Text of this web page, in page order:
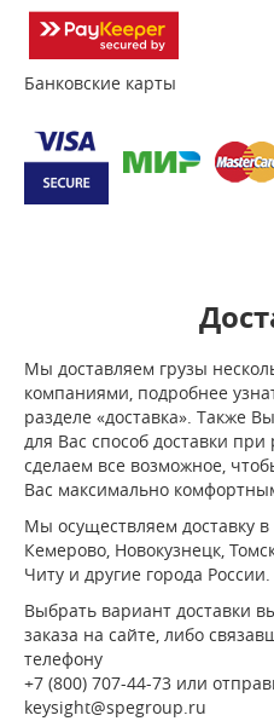
Банковские карты
Мы доставляем грузы
компаниями, подробнее
разделе «доставка». Также
для Вас способ доставки
сделаем все возможное,
Вас максимально
Мы осуществляем доставку
Кемерово, Новокузнецк,
Читу и другие города России.
Выбрать вариант доставки
заказа на сайте, либо
телефону
+7 (800) 707-44-73 или
keysight@spegroup.ru